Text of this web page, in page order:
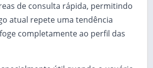
de consulta rápida, permitindo
atual repete uma tendência
completamente ao perfil das